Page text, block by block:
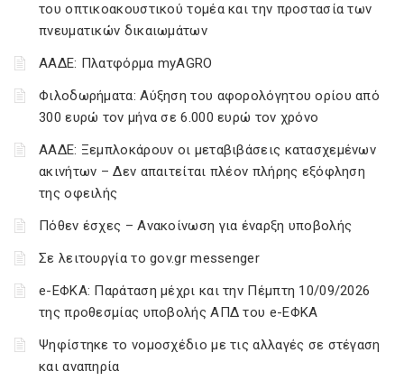
του οπτικοακουστικού τομέα και την προστασία των
πνευματικών δικαιωμάτων
ΑΑΔΕ: Πλατφόρμα myAGRO
Φιλοδωρήματα: Αύξηση του αφορολόγητου ορίου από
300 ευρώ τον μήνα σε 6.000 ευρώ τον χρόνο
ΑΑΔΕ: Ξεμπλοκάρουν οι μεταβιβάσεις κατασχεμένων
ακινήτων – Δεν απαιτείται πλέον πλήρης εξόφληση
της οφειλής
Πόθεν έσχες – Ανακοίνωση για έναρξη υποβολής
Σε λειτουργία το gov.gr messenger
e-ΕΦΚΑ: Παράταση μέχρι και την Πέμπτη 10/09/2026
της προθεσμίας υποβολής ΑΠΔ του e-ΕΦΚΑ
Ψηφίστηκε το νομοσχέδιο με τις αλλαγές σε στέγαση
και αναπηρία